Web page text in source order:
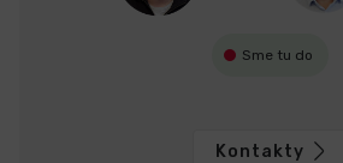
Sme tu do
Kontakty